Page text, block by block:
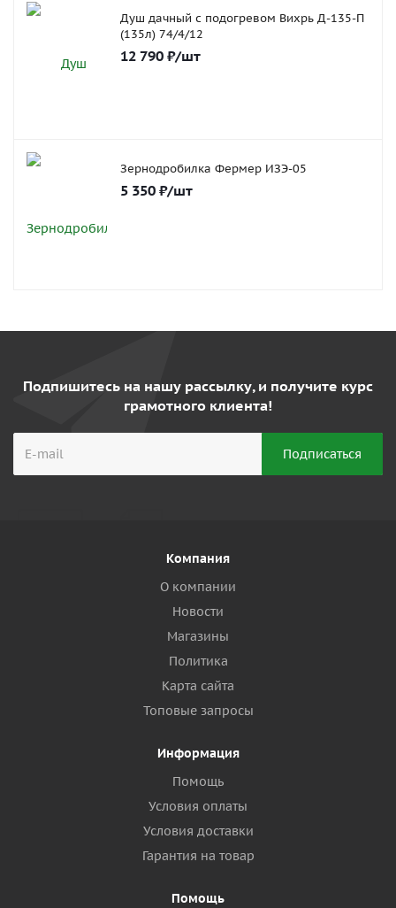
Душ дачный с подогревом Вихрь Д-135-П
(135л) 74/4/12
12 790 ₽/шт
Зернодробилка Фермер ИЗЭ-05
5 350 ₽/шт
Подпишитесь на нашу рассылку, и получите курс
грамотного клиента!
Компания
О компании
Новости
Магазины
Политика
Карта сайта
Топовые запросы
Информация
Помощь
Условия оплаты
Условия доставки
Гарантия на товар
Помощь